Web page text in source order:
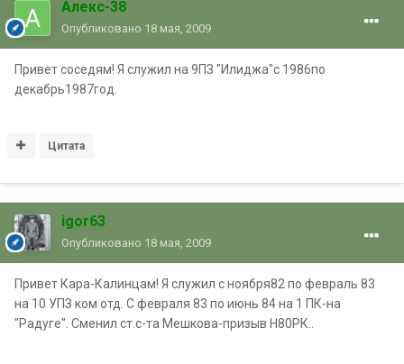
Алекс-38
Опубликовано 18 мая, 2009
Привет соседям! Я служил на 9ПЗ "Илиджа"с 1986по
декабрь1987год.
Цитата
igor63
Опубликовано 18 мая, 2009
Привет Кара-Калинцам! Я служил с ноября82 по февраль 83
на 10 УПЗ ком отд. С февраля 83 по июнь 84 на 1 ПК-на
"Радуге". Сменил ст.с-та Мешкова-призыв Н80РК..